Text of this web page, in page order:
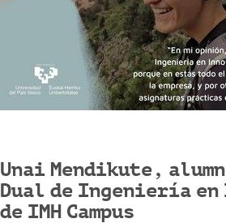
Unai Mendikute,
Dual de Ingeniería en
de IMH Campus